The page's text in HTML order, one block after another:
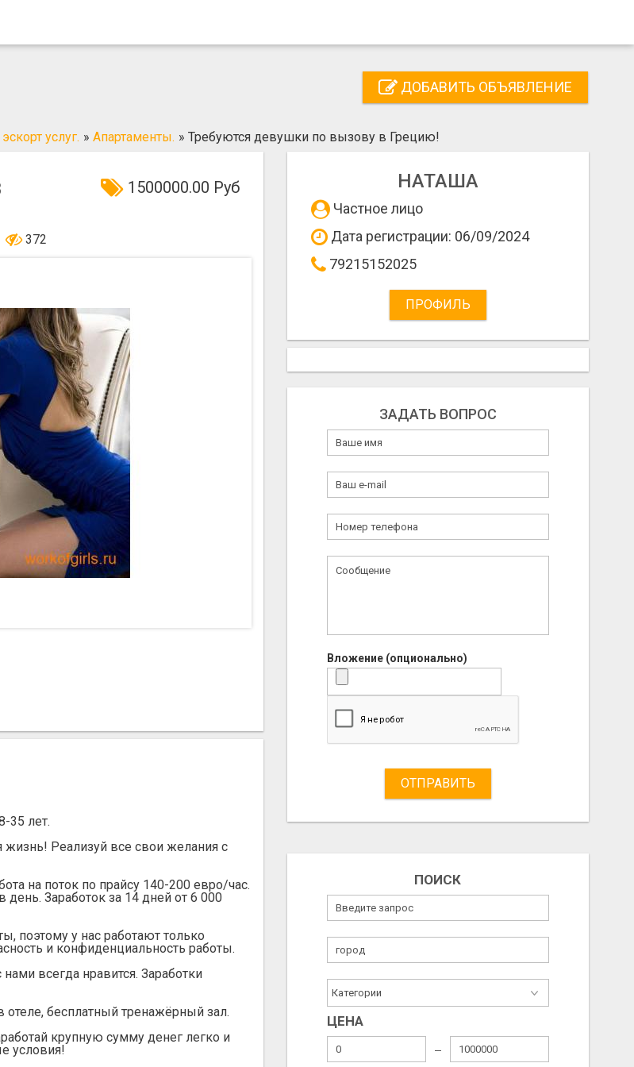
ДОБАВИТЬ ОБЪЯВЛЕНИЕ
услуг. » Апартаменты. » Требуются девушки по вызову в Грецию!
1500000.00 Руб
372
35 лет.
Реализуй все свои желания с
на поток по прайсу 140-200 евро/час.
Заработок за 14 дней от 6 000
поэтому у нас работают только
и конфиденциальность работы.
всегда нравится. Заработки
отеле, бесплатный тренажёрный зал.
крупную сумму денег легко и
условия!
НАТАША
Частное лицо
Дата регистрации: 06/09/2024
79215152025
ПРОФИЛЬ
ЗАДАТЬ ВОПРОС
Вложение (опционально)
ОТПРАВИТЬ
ПОИСК
ЦЕНА